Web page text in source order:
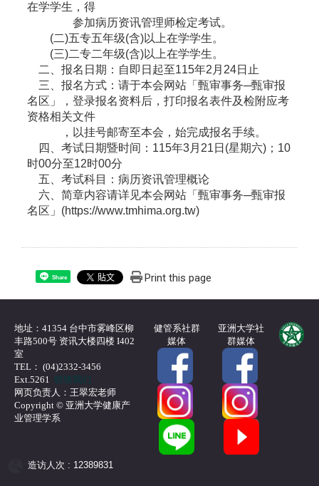
在学学生，得
参加病历资讯管理师检定考试。
(二)五专五年级(含)以上在学学生。
(三)二专二年级(含)以上在学学生。
二、报名日期：自即日起至115年2月24日止
三、报名方式：请于本会网站「甄审事务─甄审报
名区」，登录报名资料后，打印报名表件及检附应考
资格相关文件
，以挂号邮寄至本会，始完成报名手续。
四、考试日期暨时间：115年3月21日(星期六)；10
时00分至12时00分
五、考试科目：病历资讯管理概论
六、简章内容请详见本会网站「甄审事务─甄审报
名区」(https://www.tmhima.org.tw)
Share Print this page
地址：41354 台中市雾峰区柳
丰路500号 资讯大楼四楼 I402
室
TEL： (04)2332-3456
Ext.5261联络我们
网页负责人：王翠宏老师
Copyright © 亚洲大学健康产
业管理学系
健管系社群
媒体
亚洲大学社
群媒体
造访人次 : 12389831